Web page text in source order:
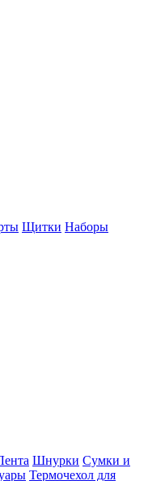
Щитки Наборы
Шнурки Сумки и
Термочехол для